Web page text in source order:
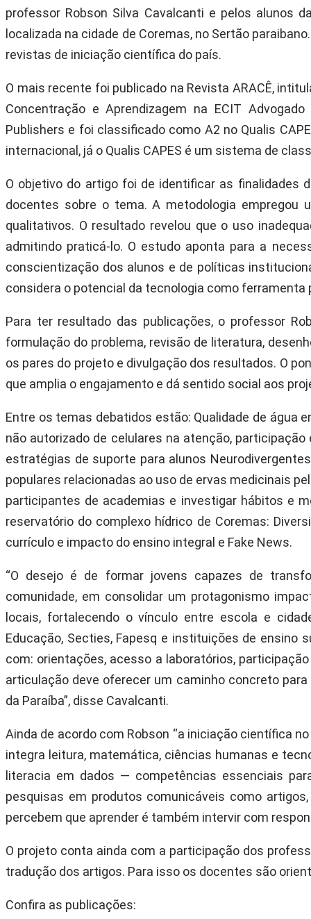
professor Robson Silva Cavalcanti e pelos alunos
localizada na cidade de Coremas, no Sertão
revistas de iniciação científica do país.
O mais recente foi publicado na Revista ARACÊ,
Concentração e Aprendizagem na ECIT
Publishers e foi classificado como A2 no Qualis
internacional, já o Qualis CAPES é um sistema de
O objetivo do artigo foi de identificar as finalidades
docentes sobre o tema. A metodologia empregou
qualitativos. O resultado revelou que o uso
admitindo praticá-lo. O estudo aponta para a
conscientização dos alunos e de políticas
considera o potencial da tecnologia como ferramenta
Para ter resultado das publicações, o professor
formulação do problema, revisão de literatura,
os pares do projeto e divulgação dos resultados. O
que amplia o engajamento e dá sentido social aos
Entre os temas debatidos estão: Qualidade de água
não autorizado de celulares na atenção,
estratégias de suporte para alunos
populares relacionadas ao uso de ervas medicinais
participantes de academias e investigar hábitos e
reservatório do complexo hídrico de Coremas:
currículo e impacto do ensino integral e Fake News.
“O desejo é de formar jovens capazes de
comunidade, em consolidar um protagonismo
locais, fortalecendo o vínculo entre escola e
Educação, Secties, Fapesq e instituições de ensino
com: orientações, acesso a laboratórios,
articulação deve oferecer um caminho concreto
da Paraíba”, disse Cavalcanti.
Ainda de acordo com Robson “a iniciação científica
integra leitura, matemática, ciências humanas e
literacia em dados — competências essenciais
pesquisas em produtos comunicáveis como
percebem que aprender é também intervir com
O projeto conta ainda com a participação dos
tradução dos artigos. Para isso os docentes são
Confira as publicações: